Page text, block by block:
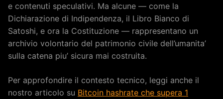
e contenuti speculativi. Ma alcune — come la
Dichiarazione di Indipendenza, il Libro Bianco di
Satoshi, e ora la Costituzione — rappresentano un
archivio volontario del patrimonio civile dell’umanita’
sulla catena piu’ sicura mai costruita.
Per approfondire il contesto tecnico, leggi anche il
nostro articolo su Bitcoin hashrate che supera 1